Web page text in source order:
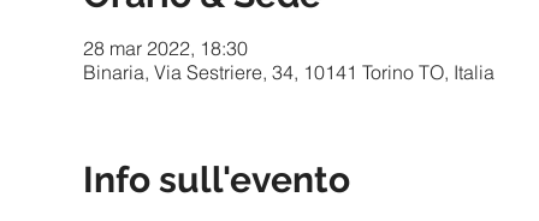
28 mar 2022, 18:30
Binaria, Via Sestriere, 34, 10141 Torino TO, Italia
Info sull'evento